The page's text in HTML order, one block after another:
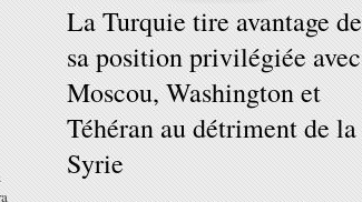
La Turquie tire avantage de
sa position privilégiée avec
Moscou, Washington et
Téhéran au détriment de la
Syrie